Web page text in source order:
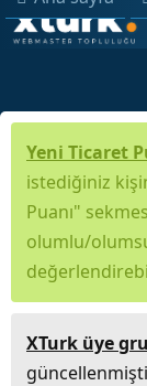
Yeni Ticaret
istediğiniz
Puanı"
olumlu/
XTurk üye